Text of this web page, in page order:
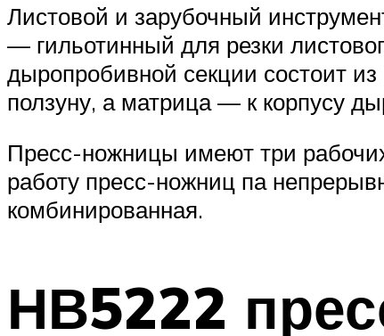
Листовой и зарубочный
— гильотинный для резки
дыропробивной секции состоит
ползуну, а матрица — к корпусу
Пресс-ножницы имеют три
работу пресс-ножниц па
комбинированная.
НВ5222